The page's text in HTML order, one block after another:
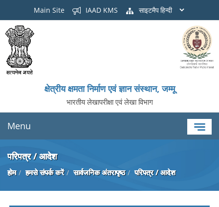
Main Site IAAD KMS साइटमैप
क्षेत्रीय क्षमता निर्माण एवं ज्ञान संस्थान, जम्मू
भारतीय लेखापरीक्षा एवं लेखा विभाग
Menu
परिपत्र / आदेश
होम हमसे संपर्क करें सार्वजनिक अंतरापृष्ठ परिपत्र / आदेश